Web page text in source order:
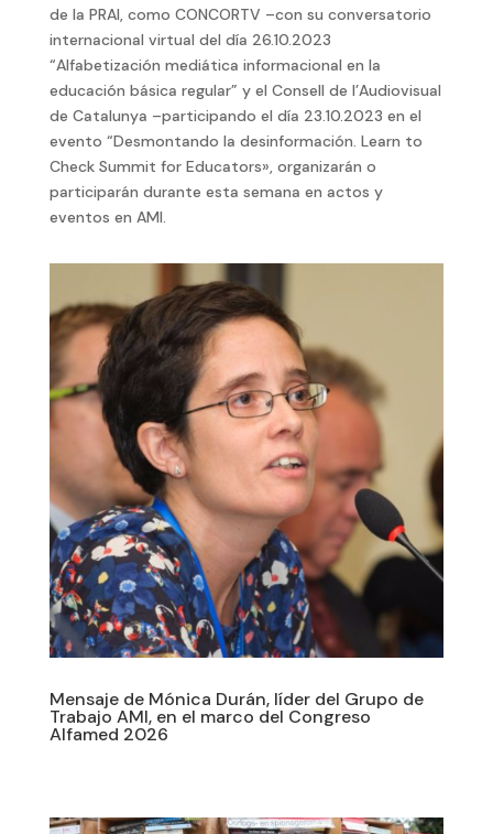
de la PRAI, como CONCORTV –con su conversatorio
internacional virtual del día 26.10.2023
“Alfabetización mediática informacional en la
educación básica regular” y el Consell de l’Audiovisual
de Catalunya –participando el día 23.10.2023 en el
evento “Desmontando la desinformación. Learn to
Check Summit for Educators», organizarán o
participarán durante esta semana en actos y
eventos en AMI.
Mensaje de Mónica Durán, líder del Grupo de
Trabajo AMI, en el marco del Congreso
Alfamed 2026